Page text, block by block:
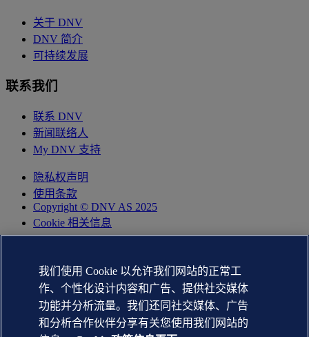
关于 DNV
DNV 简介
可持续发展
联系我们
联系 DNV
新闻联络人
My DNV 支持
隐私权声明
使用条款
Copyright © DNV AS 2025
Cookie 相关信息
我们使用 Cookie 以允许我们网站的正常工
作、个性化设计内容和广告、提供社交媒体
功能并分析流量。我们还同社交媒体、广告
和分析合作伙伴分享有关您使用我们网站的